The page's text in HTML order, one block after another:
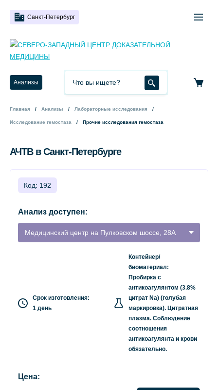
Санкт-Петербург
Анализы
Главная Анализы Лабораторные исследования
Исследование гемостаза Прочие исследования гемостаза
АЧТВ в Санкт-Петербурге
Код: 192
Анализ доступен:
Медицинский центр на Пулковском шоссе, 28А
Срок изготовления:
1 день
Контейнер/
биоматериал:
Пробирка с
антикоагулянтом (3.8%
цитрат Na) (голубая
маркировка). Цитратная
плазма. Соблюдение
соотношения
антикоагулянта и крови
обязательно.
Цена: